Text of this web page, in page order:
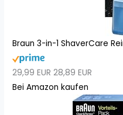
Braun 3-in-1 ShaverCare
29,99 EUR 28,89 EUR
Bei Amazon kaufen